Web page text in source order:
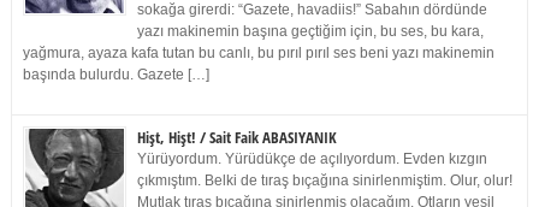
sokağa girerdi: “Gazete, havadiis!” Sabahın dördünde
yazı makinemin başına geçtiğim için, bu ses, bu kara,
yağmura, ayaza kafa tutan bu canlı, bu pırıl pırıl ses beni yazı makinemin
başında bulurdu. Gazete […]
Hişt, Hişt! / Sait Faik ABASIYANIK
Yürüyordum. Yürüdükçe de açılıyordum. Evden kızgın
çıkmıştım. Belki de tıraş bıçağına sinirlenmiştim. Olur, olur!
Mutlak tıraş bıçağına sinirlenmiş olacağım. Otların yeşil